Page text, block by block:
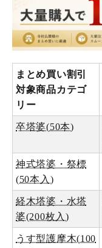
まとめ買い割引
対象商品カテゴ
リー
卒塔婆(50本)
神式塔婆・祭標
(50本入)
経木塔婆・水塔
婆(200枚入)
うす型護摩木(100